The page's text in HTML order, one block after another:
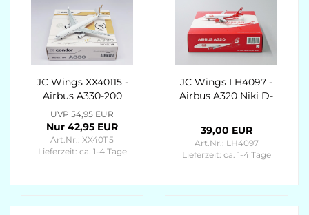
JC Wings XX40115 -
Airbus A330-200
Condor D-AIYC -
1/400
UVP 54,95 EUR
Nur 42,95 EUR
Art.Nr.: XX40115
Lieferzeit: ca. 1-4 Tage
JC Wings LH4097 -
Airbus A320 Niki D-
39,00 EUR
Art.Nr.: LH4097
Lieferzeit: ca. 1-4 Tage